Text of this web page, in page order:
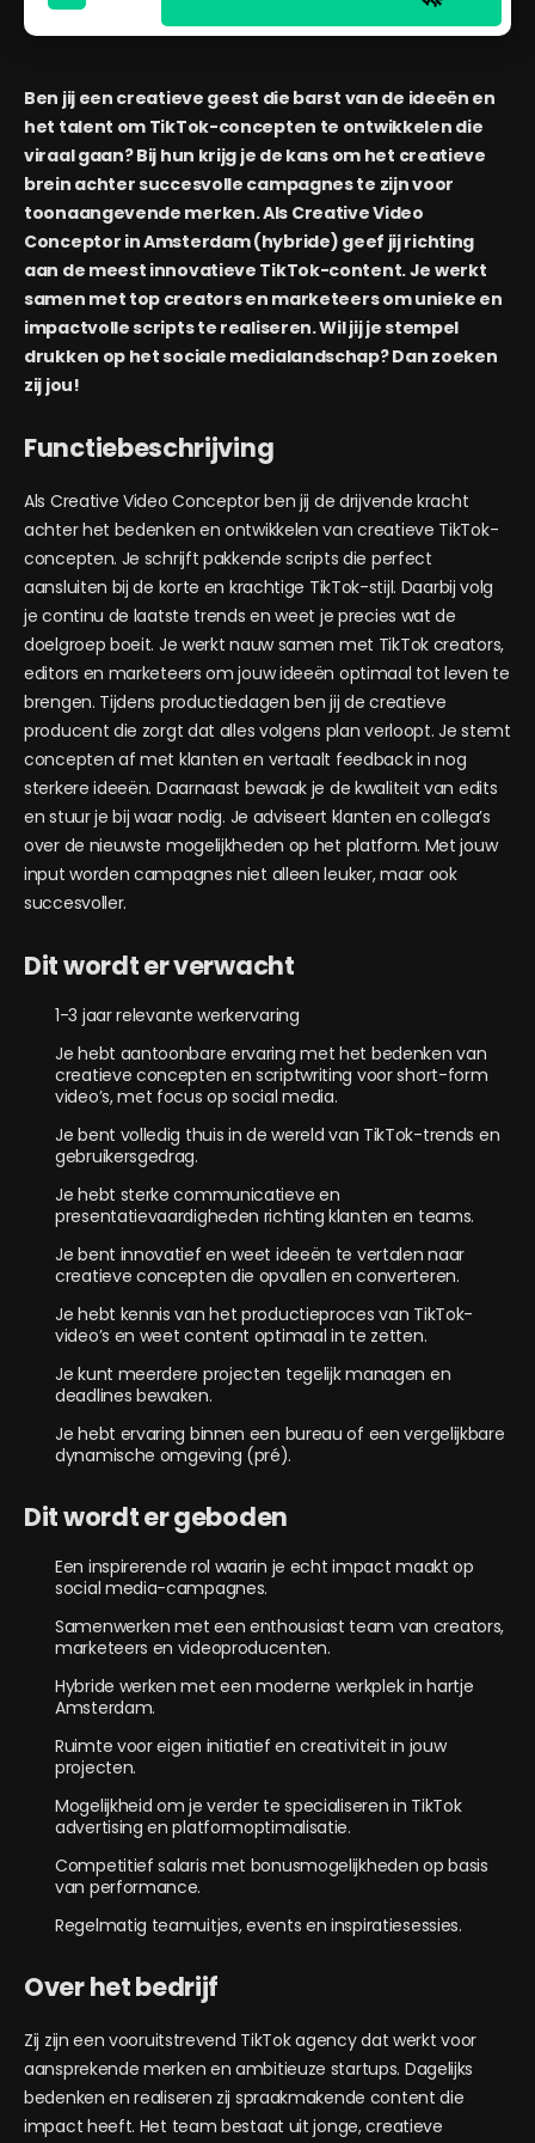
Ben jij een creatieve geest die barst van de ideeën en
het talent om TikTok-concepten te ontwikkelen die
viraal gaan? Bij hun krijg je de kans om het creatieve
brein achter succesvolle campagnes te zijn voor
toonaangevende merken. Als Creative Video
Conceptor in Amsterdam (hybride) geef jij richting
aan de meest innovatieve TikTok-content. Je werkt
samen met top creators en marketeers om unieke en
impactvolle scripts te realiseren. Wil jij je stempel
drukken op het sociale medialandschap? Dan zoeken
zij jou!
Functiebeschrijving
Als Creative Video Conceptor ben jij de drijvende kracht
achter het bedenken en ontwikkelen van creatieve TikTok-
concepten. Je schrijft pakkende scripts die perfect
aansluiten bij de korte en krachtige TikTok-stijl. Daarbij volg
je continu de laatste trends en weet je precies wat de
doelgroep boeit. Je werkt nauw samen met TikTok creators,
editors en marketeers om jouw ideeën optimaal tot leven te
brengen. Tijdens productiedagen ben jij de creatieve
producent die zorgt dat alles volgens plan verloopt. Je stemt
concepten af met klanten en vertaalt feedback in nog
sterkere ideeën. Daarnaast bewaak je de kwaliteit van edits
en stuur je bij waar nodig. Je adviseert klanten en collega’s
over de nieuwste mogelijkheden op het platform. Met jouw
input worden campagnes niet alleen leuker, maar ook
succesvoller.
Dit wordt er verwacht
1-3 jaar relevante werkervaring
Je hebt aantoonbare ervaring met het bedenken van
creatieve concepten en scriptwriting voor short-form
video’s, met focus op social media.
Je bent volledig thuis in de wereld van TikTok-trends en
gebruikersgedrag.
Je hebt sterke communicatieve en
presentatievaardigheden richting klanten en teams.
Je bent innovatief en weet ideeën te vertalen naar
creatieve concepten die opvallen en converteren.
Je hebt kennis van het productieproces van TikTok-
video’s en weet content optimaal in te zetten.
Je kunt meerdere projecten tegelijk managen en
deadlines bewaken.
Je hebt ervaring binnen een bureau of een vergelijkbare
dynamische omgeving (pré).
Dit wordt er geboden
Een inspirerende rol waarin je echt impact maakt op
social media-campagnes.
Samenwerken met een enthousiast team van creators,
marketeers en videoproducenten.
Hybride werken met een moderne werkplek in hartje
Amsterdam.
Ruimte voor eigen initiatief en creativiteit in jouw
projecten.
Mogelijkheid om je verder te specialiseren in TikTok
advertising en platformoptimalisatie.
Competitief salaris met bonusmogelijkheden op basis
van performance.
Regelmatig teamuitjes, events en inspiratiesessies.
Over het bedrijf
Zij zijn een vooruitstrevend TikTok agency dat werkt voor
aansprekende merken en ambitieuze startups. Dagelijks
bedenken en realiseren zij spraakmakende content die
impact heeft. Het team bestaat uit jonge, creatieve